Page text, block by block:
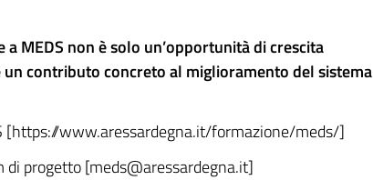
a MEDS non è solo un’opportunità di crescita
un contributo concreto al miglioramento del sistema
[https://www.aressardegna.it/formazione/meds/]​
di progetto [meds@aressardegna.it]​